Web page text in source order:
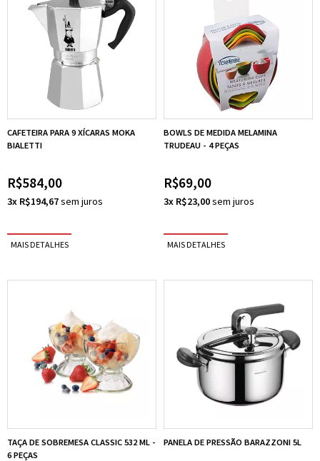
CAFETEIRA PARA 9 XÍCARAS MOKA
BIALETTI
R$584,00
3x R$194,67
BOWLS DE MEDIDA MELAMINA
TRUDEAU - 4 PEÇAS
R$69,00
3x R$23,00
TAÇA DE SOBREMESA CLASSIC 532 ML -
6 PEÇAS
PANELA DE PRESSÃO BARAZZONI 5L